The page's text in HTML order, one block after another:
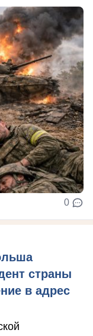
0
страны
в адрес